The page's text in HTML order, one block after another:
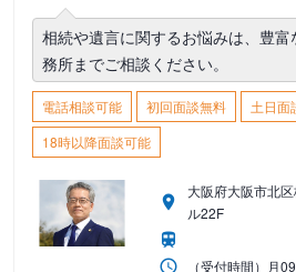
相続や遺言に関するお悩みは、豊
務所までご相談ください。
電話相談可能 初回面談無料
土日面
18時以降面談可能
大阪府大阪市北
ル22F
（受付時間） 月